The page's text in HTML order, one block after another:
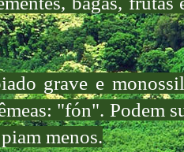
grave e
"fón". Podem
menos.